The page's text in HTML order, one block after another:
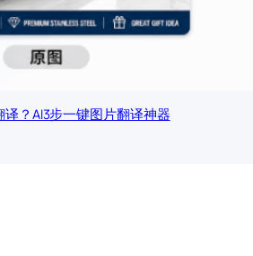
？AI3步一键图片翻译神器